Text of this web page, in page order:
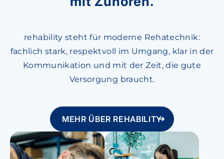
rehability steht für moderne Rehatechnik:
fachlich stark, respektvoll im Umgang, klar in der
Kommunikation und mit der Zeit, die gute
Versorgung braucht.
MEHR ÜBER REHABILITY